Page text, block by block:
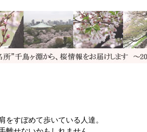
をすぼめて歩いている人達。